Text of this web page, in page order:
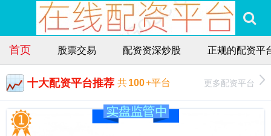
首页 股票交易 配资资深炒股 正规的配资平
十大配资平台推荐 共100+平台 更多配资平台